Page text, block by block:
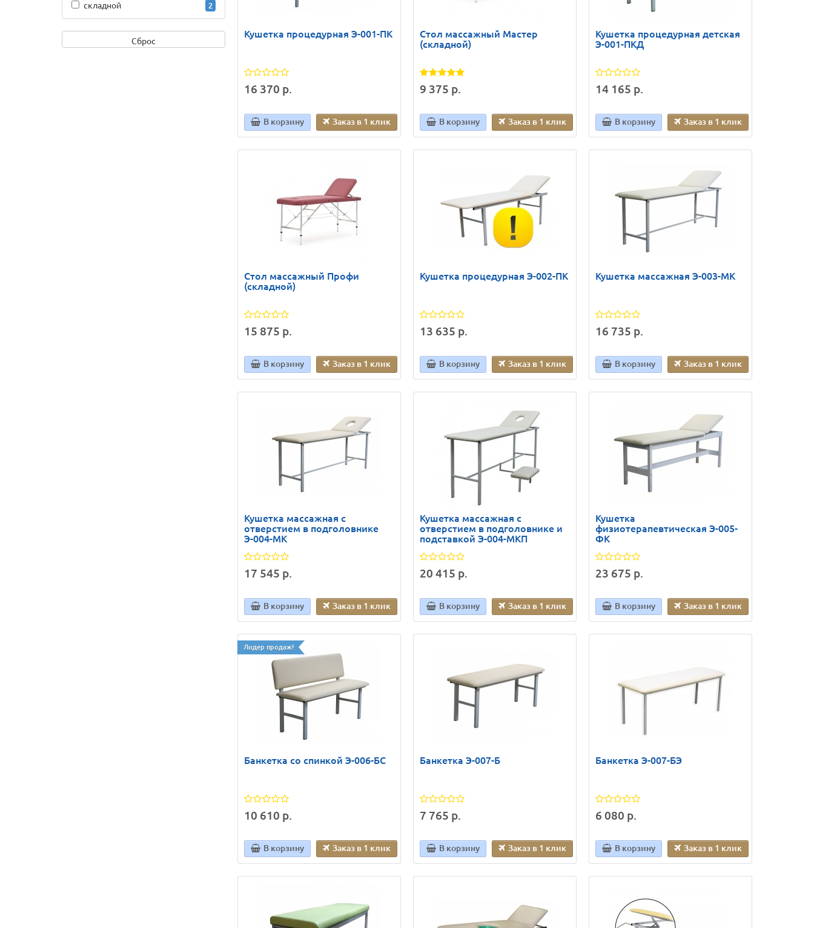
складной 2
Сброс
Кушетка процедурная Э-001-ПК
16 370 р.
В корзину Заказ в 1 клик
Стол массажный Мастер
(складной)
9 375 р.
В корзину Заказ в 1 клик
Кушетка процедурная детская
Э-001-ПКД
14 165 р.
В корзину Заказ в 1 клик
Стол массажный Профи
(складной)
15 875 р.
В корзину Заказ в 1 клик
Кушетка процедурная Э-002-ПК
13 635 р.
В корзину Заказ в 1 клик
Кушетка массажная Э-003-МК
16 735 р.
В корзину Заказ в 1 клик
Кушетка массажная с
отверстием в подголовнике
Э-004-МК
17 545 р.
В корзину Заказ в 1 клик
Кушетка массажная с
отверстием в подголовнике и
подставкой Э-004-МКП
20 415 р.
В корзину Заказ в 1 клик
Кушетка
физиотерапевтическая Э-005-
ФК
23 675 р.
В корзину Заказ в 1 клик
Лидер продаж!
Банкетка со спинкой Э-006-БС
10 610 р.
В корзину Заказ в 1 клик
Банкетка Э-007-Б
7 765 р.
В корзину Заказ в 1 клик
Банкетка Э-007-БЭ
6 080 р.
В корзину Заказ в 1 клик